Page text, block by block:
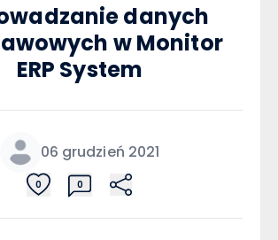
danych
w Monitor
ERP System
06 grudzień 2021
0 0